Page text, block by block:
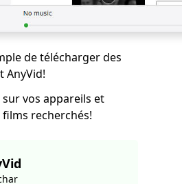
de télécharger des
AnyVid!
vos appareils et
recherchés!